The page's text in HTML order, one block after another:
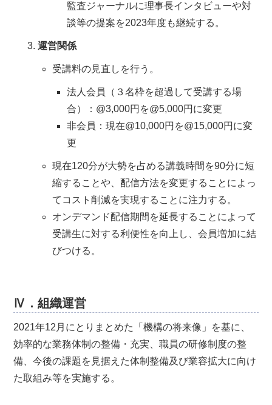
監査ジャーナルに理事長インタビューや対
談等の提案を2023年度も継続する。
運営関係
受講料の見直しを行う。
法人会員（３名枠を超過して受講する場
合）：@3,000円を@5,000円に変更
非会員：現在@10,000円を@15,000円に変
更
現在120分が大勢を占める講義時間を90分に短
縮することや、配信方法を変更することによっ
てコスト削減を実現することに注力する。
オンデマンド配信期間を延長することによって
受講生に対する利便性を向上し、会員増加に結
びつける。
Ⅳ．組織運営
2021年12月にとりまとめた「機構の将来像」を基に、
効率的な業務体制の整備・充実、職員の研修制度の整
備、今後の課題を見据えた体制整備及び業容拡大に向け
た取組み等を実施する。